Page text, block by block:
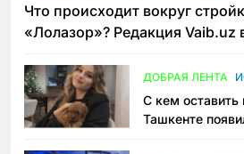
Что происходит вокруг
«Лолазор»? Редакция Vaib.uz
ДОБРАЯ ЛЕНТА
С кем оставить
Ташкенте